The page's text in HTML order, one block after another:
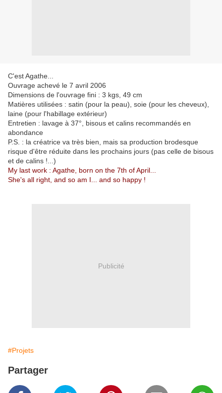
C'est Agathe...
Ouvrage achevé le 7 avril 2006
Dimensions de l'ouvrage fini : 3 kgs, 49 cm
Matières utilisées : satin (pour la peau), soie (pour les cheveux),
laine (pour l'habillage extérieur)
Entretien : lavage à 37°, bisous et calins recommandés en
abondance
P.S. : la créatrice va très bien, mais sa production brodesque
risque d'être réduite dans les prochains jours (pas celle de bisous
et de calins !...)
My last work : Agathe, born on the 7th of April...
She's all right, and so am I... and so happy !
Publicité
#Projets
Partager